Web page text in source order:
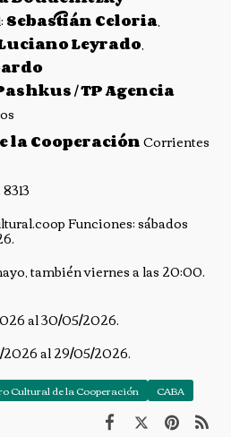
Sebastián Celoria,
Leyrado,
/TP Agencia
la CooperaciónCorrientes
Funciones: sábados
también viernes a las 20:00.
al 30/05/2026.
al 29/05/2026.
Cultural de la Cooperación CABA